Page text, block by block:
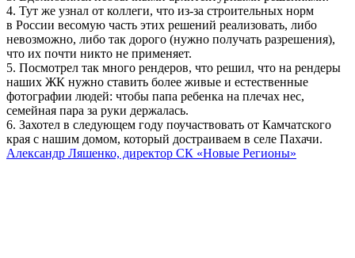
4. Тут же узнал от коллеги, что из-за строительных норм
в России весомую часть этих решений реализовать, либо
невозможно, либо так дорого (нужно получать разрешения),
что их почти никто не применяет.
5. Посмотрел так много рендеров, что решил, что на рендеры
наших ЖК нужно ставить более живые и естественные
фотографии людей: чтобы папа ребенка на плечах нес,
семейная пара за руки держалась.
6. Захотел в следующем году поучаствовать от Камчатского
края с нашим домом, который достраиваем в селе Пахачи.
Александр Ляшенко, директор СК «Новые Регионы»